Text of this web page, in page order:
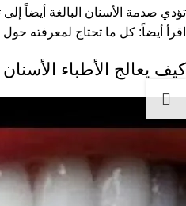
تؤدي صدمة الأسنان البالغة أيضاً إلى
اقرأ أيضاً: كل ما تحتاج لمعرفته
كيف يعالج الأطباء الأسنان